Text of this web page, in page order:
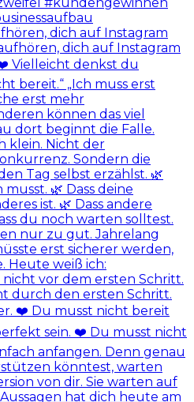
dich auf Instagram